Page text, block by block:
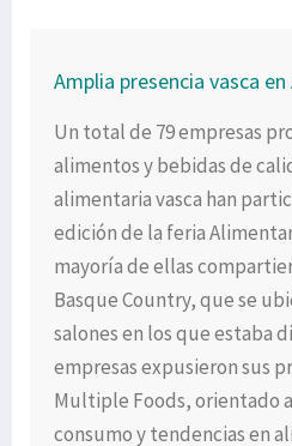
Amplia presencia vasca
Un total de 79 empresas
alimentos y bebidas de
alimentaria vasca han
edición de la feria
mayoría de ellas
Basque Country, que se
salones en los que estaba
empresas expusieron sus
Multiple Foods, orientado
consumo y tendencias en